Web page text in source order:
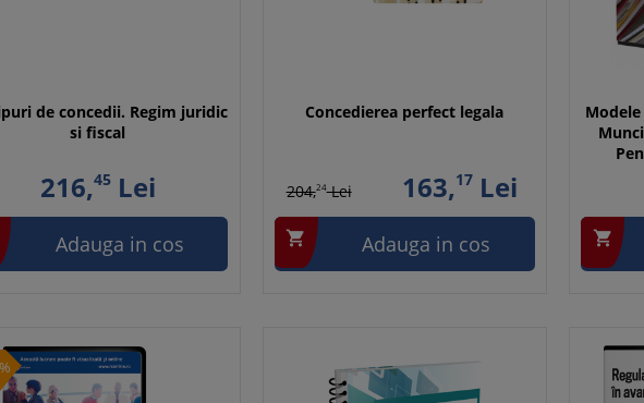
de concedii. Regim juridic
si fiscal
216,45Lei
Adauga in cos
Concedierea perfect legala
204,24Lei 163,17 Lei
 Adauga in cos 